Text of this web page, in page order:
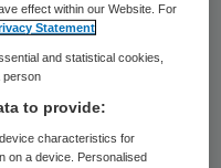
en badkamer.
lief. Maar het is
Als het een
Maar soms zijn
zijn de bewoners
effect within our Website. For
Statement
and statistical cookies,
person
to provide:
characteristics for
on a device. Personalised